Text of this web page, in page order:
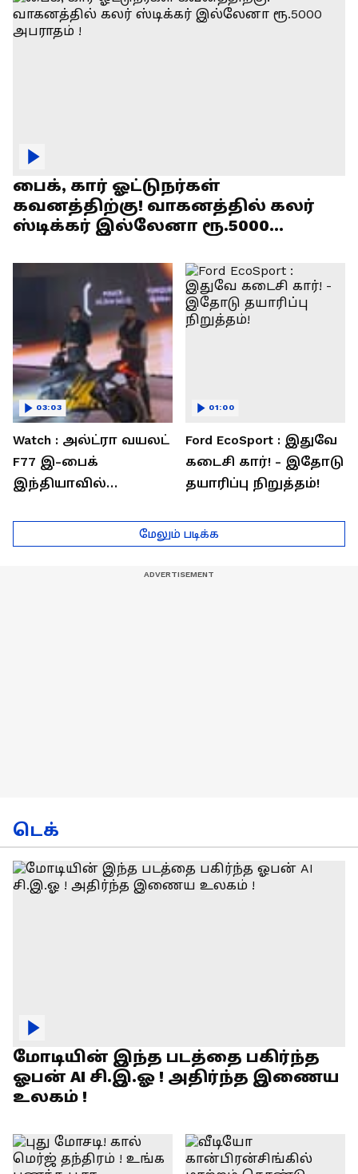
பைக், கார் ஓட்டுநர்கள்
கவனத்திற்கு! வாகனத்தில் கலர்
ஸ்டிக்கர் இல்லேனா ரூ.5000
Watch : அல்ட்ரா வயலட்
F77 இ-பைக்
இந்தியாவில்
சார்ஜில் 307கி.மீ
பயணம்!
03:03
Ford EcoSport : இதுவே
கடைசி கார்! - இதோடு
தயாரிப்பு நிறுத்தம்!
01:00
மேலும் படிக்க
டெக்
மோடியின் இந்த படத்தை பகிர்ந்த
ஓபன் AI சி.இ.ஓ ! அதிர்ந்த இணைய
உலகம் !